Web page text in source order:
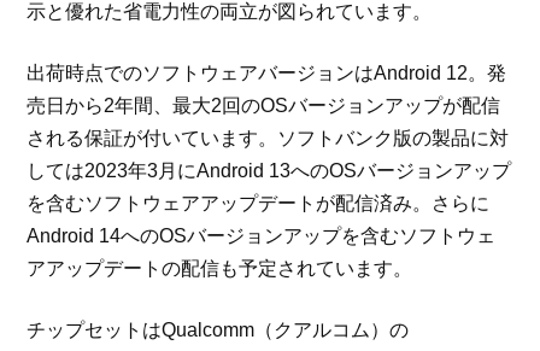
示と優れた省電力性の両立が図られています。
出荷時点でのソフトウェアバージョンはAndroid 12。発
売日から2年間、最大2回のOSバージョンアップが配信
される保証が付いています。ソフトバンク版の製品に対
しては2023年3月にAndroid 13へのOSバージョンアップ
を含むソフトウェアアップデートが配信済み。さらに
Android 14へのOSバージョンアップを含むソフトウェ
アアップデートの配信も予定されています。
チップセットはQualcomm（クアルコム）の